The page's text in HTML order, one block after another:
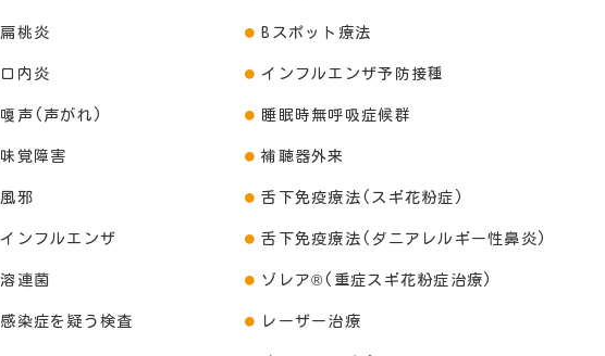
扁桃炎
口内炎
嗄声(声がれ)
味覚障害
風邪
インフルエンザ
溶連菌
感染症を疑う検査
Bスポット療法
インフルエンザ予防接種
睡眠時無呼吸症候群
補聴器外来
舌下免疫療法(スギ花粉症)
舌下免疫療法(ダニアレルギー性鼻炎)
ゾレア®(重症スギ花粉症治療)
レーザー治療